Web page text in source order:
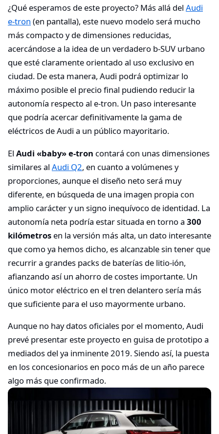
¿Qué esperamos de este proyecto? Más allá del Audi
e-tron (en pantalla), este nuevo modelo será mucho
más compacto y de dimensiones reducidas,
acercándose a la idea de un verdadero b-SUV urbano
que esté claramente orientado al uso exclusivo en
ciudad. De esta manera, Audi podrá optimizar lo
máximo posible el precio final pudiendo reducir la
autonomía respecto al e-tron. Un paso interesante
que podría acercar definitivamente la gama de
eléctricos de Audi a un público mayoritario.
El Audi «baby» e-tron contará con unas dimensiones
similares al Audi Q2, en cuanto a volúmenes y
proporciones, aunque el diseño neto será muy
diferente, en búsqueda de una imagen propia con
amplio carácter y un signo inequívoco de identidad. La
autonomía neta podría estar situada en torno a 300
kilómetros en la versión más alta, un dato interesante
que como ya hemos dicho, es alcanzable sin tener que
recurrir a grandes packs de baterías de litio-ión,
afianzando así un ahorro de costes importante. Un
único motor eléctrico en el tren delantero sería más
que suficiente para el uso mayormente urbano.
Aunque no hay datos oficiales por el momento, Audi
prevé presentar este proyecto en guisa de prototipo a
mediados del ya inminente 2019. Siendo así, la puesta
en los concesionarios en poco más de un año parece
algo más que confirmado.